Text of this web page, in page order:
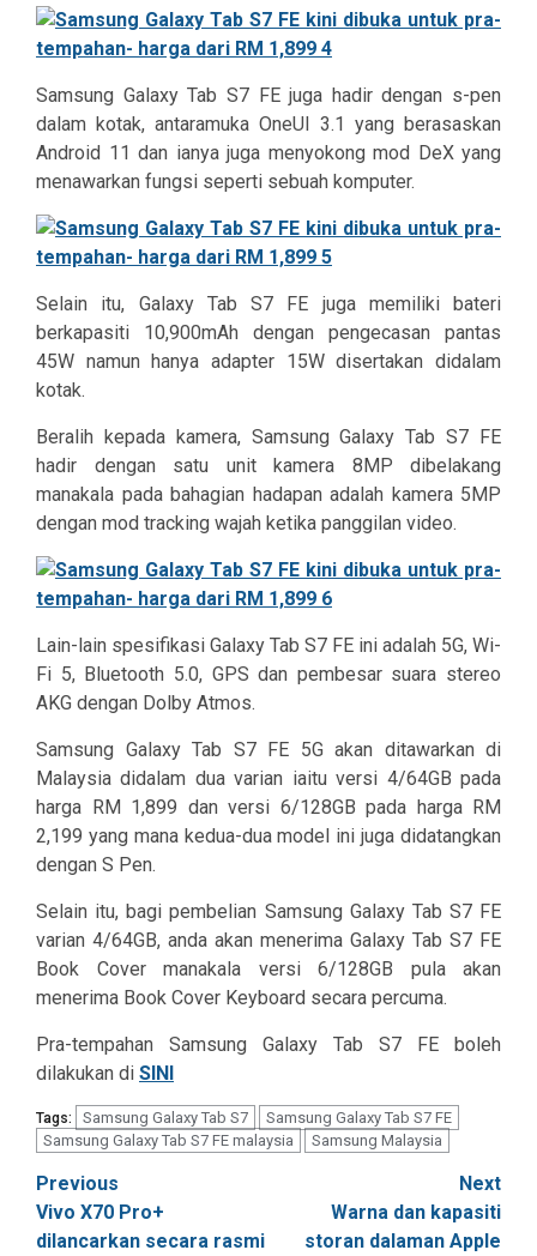
Samsung Galaxy Tab S7 FE juga hadir dengan s-pen
dalam kotak, antaramuka OneUI 3.1 yang berasaskan
Android 11 dan ianya juga menyokong mod DeX yang
menawarkan fungsi seperti sebuah komputer.
Selain itu, Galaxy Tab S7 FE juga memiliki bateri
berkapasiti 10,900mAh dengan pengecasan pantas
45W namun hanya adapter 15W disertakan didalam
kotak.
Beralih kepada kamera, Samsung Galaxy Tab S7 FE
hadir dengan satu unit kamera 8MP dibelakang
manakala pada bahagian hadapan adalah kamera 5MP
dengan mod tracking wajah ketika panggilan video.
Lain-lain spesifikasi Galaxy Tab S7 FE ini adalah 5G, Wi-
Fi 5, Bluetooth 5.0, GPS dan pembesar suara stereo
AKG dengan Dolby Atmos.
Samsung Galaxy Tab S7 FE 5G akan ditawarkan di
Malaysia didalam dua varian iaitu versi 4/64GB pada
harga RM 1,899 dan versi 6/128GB pada harga RM
2,199 yang mana kedua-dua model ini juga didatangkan
dengan S Pen.
Selain itu, bagi pembelian Samsung Galaxy Tab S7 FE
varian 4/64GB, anda akan menerima Galaxy Tab S7 FE
Book Cover manakala versi 6/128GB pula akan
menerima Book Cover Keyboard secara percuma.
Pra-tempahan Samsung Galaxy Tab S7 FE boleh
dilakukan di SINI
Tags: Samsung Galaxy Tab S7
Samsung Galaxy Tab S7 FE
Samsung Galaxy Tab S7 FE malaysia
Samsung Malaysia
Post
navigation
Previous
Vivo X70 Pro+
dilancarkan secara rasmi
Next
Warna dan kapasiti
storan dalaman Apple